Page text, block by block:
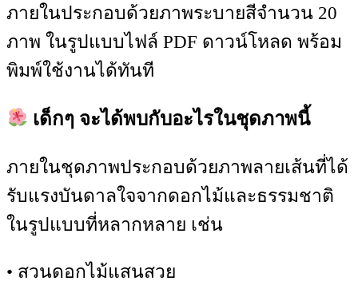
ภายในประกอบด้วยภาพระบายสีจำนวน 20
ภาพ ในรูปแบบไฟล์ PDF ดาวน์โหลด พร้อม
พิมพ์ใช้งานได้ทันที
เด็กๆ จะได้พบกับอะไรในชุดภาพนี้
ภายในชุดภาพประกอบด้วยภาพลายเส้นที่ได้
รับแรงบันดาลใจจากดอกไม้และธรรมชาติ
ในรูปแบบที่หลากหลาย เช่น
• สวนดอกไม้แสนสวย